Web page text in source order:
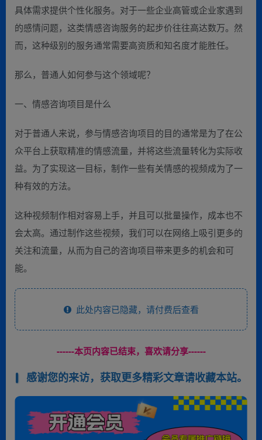
具体需求提供个性化服务。对于一些企业高管或企业家遇到
的感情问题，这类情感咨询服务的起步价往往高达数万。然
而，这种级别的服务通常需要高资质和知名度才能胜任。
那么，普通人如何参与这个领域呢？
一、情感咨询项目是什么
对于普通人来说，参与情感咨询项目的目的通常是为了在公
众平台上获取精准的情感流量，并将这些流量转化为实际收
益。为了实现这一目标，制作一些有关情感的视频成为了一
种有效的方法。
这种视频制作相对容易上手，并且可以批量操作，成本也不
会太高。通过制作这些视频，我们可以在网络上吸引更多的
关注和流量，从而为自己的咨询项目带来更多的机会和可
能。
此处内容已隐藏，请付费后查看
------本页内容已结束，喜欢请分享------
感谢您的来访，获取更多精彩文章请收藏本站。